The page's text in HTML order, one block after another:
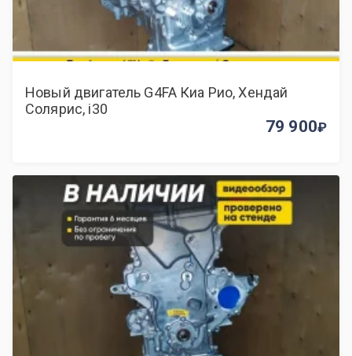
Новый двигатель G4FA Киа Рио, Хендай
Солярис, i30
79 900